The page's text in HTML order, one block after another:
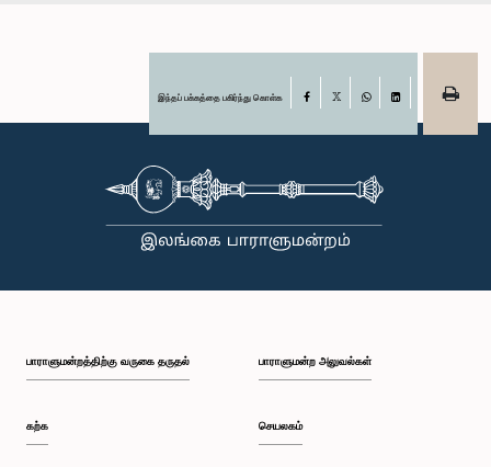
இந்தப் பக்கத்தை பகிர்ந்து கொள்க Facebook
பாராளுமன்றத்திற்கு வருகை தருதல்
கற்க
பாராளுமன்ற அலுவல்கள்
செயலகம்